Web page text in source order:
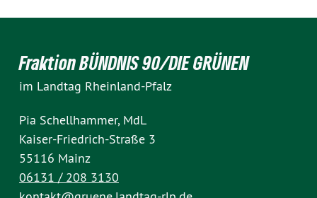
Fraktion BÜNDNIS 90/DIE GRÜNEN
im Landtag Rheinland-Pfalz
Pia Schellhammer, MdL
Kaiser-Friedrich-Straße 3
55116 Mainz
06131 / 208 3130